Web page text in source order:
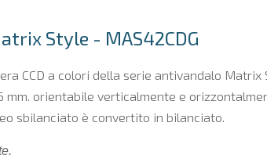
Style - MAS42CDG
CCD a colori della serie antivandalo
mm. orientabile verticalmente e
sbilanciato è convertito in bilanciato.